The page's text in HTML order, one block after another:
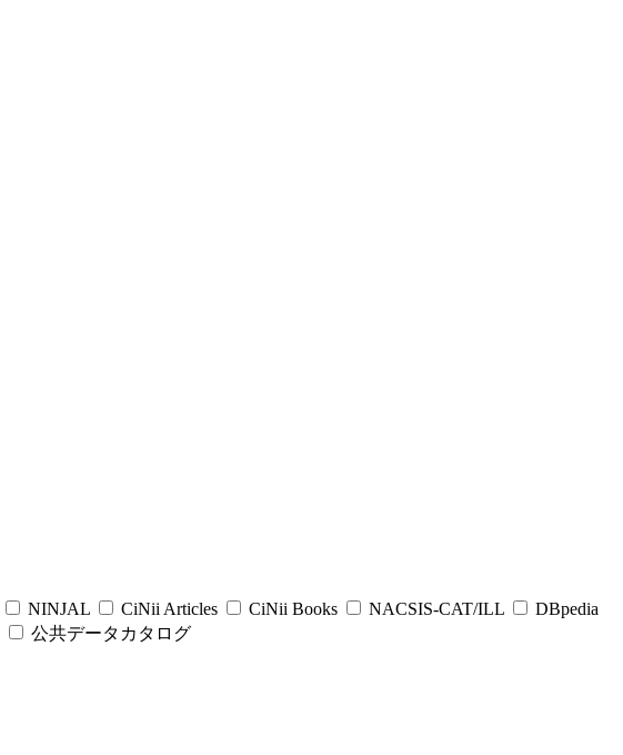
NINJAL CiNii Articles CiNii Books NACSIS-CAT/ILL
DBpedia
公共データカタログ